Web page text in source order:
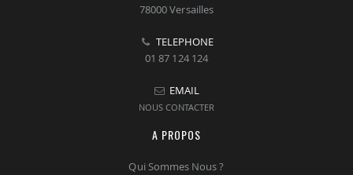
78000 Versailles
TELEPHONE
01 87 124 124
EMAIL
NOUS CONTACTER
A PROPOS
Qui Sommes Nous ?